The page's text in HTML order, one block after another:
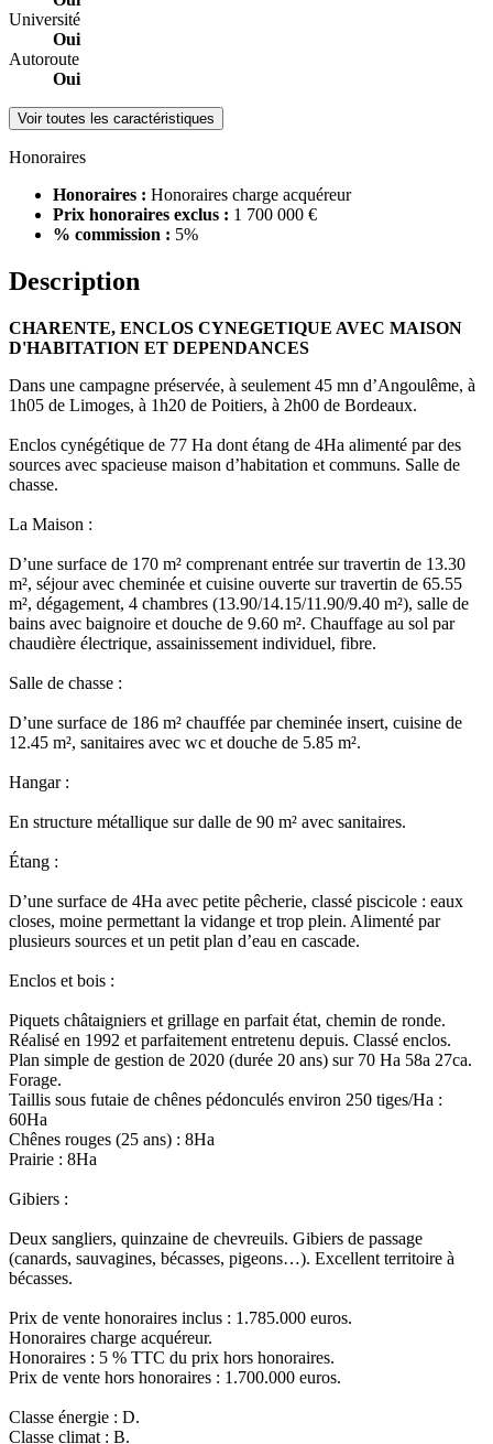
Université
Oui
Autoroute
Oui
Voir toutes les caractéristiques
Honoraires
Honoraires : Honoraires charge acquéreur
Prix honoraires exclus : 1 700 000 €
% commission : 5%
Description
CHARENTE, ENCLOS CYNEGETIQUE AVEC MAISON
D'HABITATION ET DEPENDANCES
Dans une campagne préservée, à seulement 45 mn d’Angoulême, à
1h05 de Limoges, à 1h20 de Poitiers, à 2h00 de Bordeaux.
Enclos cynégétique de 77 Ha dont étang de 4Ha alimenté par des
sources avec spacieuse maison d’habitation et communs. Salle de
chasse.
La Maison :
D’une surface de 170 m² comprenant entrée sur travertin de 13.30
m², séjour avec cheminée et cuisine ouverte sur travertin de 65.55
m², dégagement, 4 chambres (13.90/14.15/11.90/9.40 m²), salle de
bains avec baignoire et douche de 9.60 m². Chauffage au sol par
chaudière électrique, assainissement individuel, fibre.
Salle de chasse :
D’une surface de 186 m² chauffée par cheminée insert, cuisine de
12.45 m², sanitaires avec wc et douche de 5.85 m².
Hangar :
En structure métallique sur dalle de 90 m² avec sanitaires.
Étang :
D’une surface de 4Ha avec petite pêcherie, classé piscicole : eaux
closes, moine permettant la vidange et trop plein. Alimenté par
plusieurs sources et un petit plan d’eau en cascade.
Enclos et bois :
Piquets châtaigniers et grillage en parfait état, chemin de ronde.
Réalisé en 1992 et parfaitement entretenu depuis. Classé enclos.
Plan simple de gestion de 2020 (durée 20 ans) sur 70 Ha 58a 27ca.
Forage.
Taillis sous futaie de chênes pédonculés environ 250 tiges/Ha :
60Ha
Chênes rouges (25 ans) : 8Ha
Prairie : 8Ha
Gibiers :
Deux sangliers, quinzaine de chevreuils. Gibiers de passage
(canards, sauvagines, bécasses, pigeons…). Excellent territoire à
bécasses.
Prix de vente honoraires inclus : 1.785.000 euros.
Honoraires charge acquéreur.
Honoraires : 5 % TTC du prix hors honoraires.
Prix de vente hors honoraires : 1.700.000 euros.
Classe énergie : D.
Classe climat : B.